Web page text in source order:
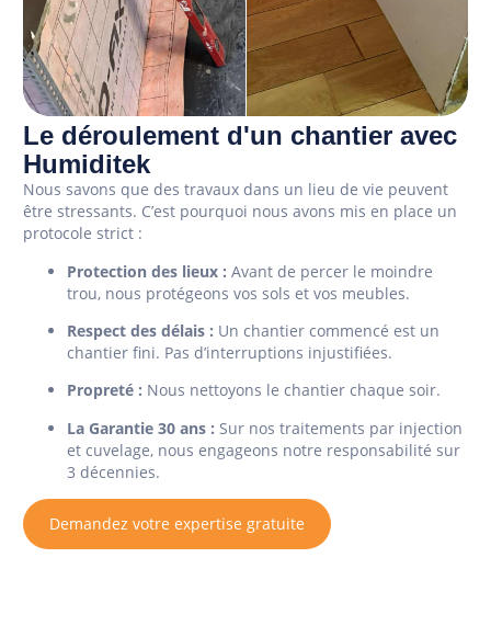
Le déroulement d'un chantier avec
Humiditek
Nous savons que des travaux dans un lieu de vie peuvent
être stressants. C’est pourquoi nous avons mis en place un
protocole strict :
Protection des lieux : Avant de percer le moindre
trou, nous protégeons vos sols et vos meubles.
Respect des délais : Un chantier commencé est un
chantier fini. Pas d’interruptions injustifiées.
Propreté : Nous nettoyons le chantier chaque soir.
La Garantie 30 ans : Sur nos traitements par injection
et cuvelage, nous engageons notre responsabilité sur
3 décennies.
Demandez votre expertise gratuite